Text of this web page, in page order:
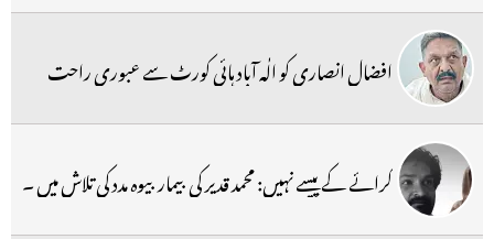
افضال انصاری کو الٰہ آباد ہائی کورٹ سے عبوری راحت
کرائے کے پیسے نہیں: محمد قدیر کی بیمار بیوہ مدد کی تلاش میں ۔